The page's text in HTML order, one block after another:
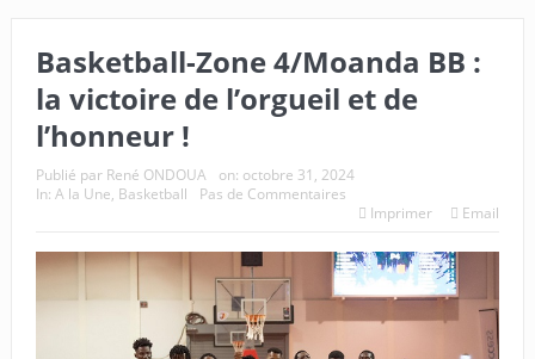
Basketball-Zone 4/Moanda BB :
la victoire de l’orgueil et de
l’honneur !
Publié par René ONDOUA on: octobre 31, 2024
In: A la Une, Basketball
Pas de Commentaires
Imprimer
Email